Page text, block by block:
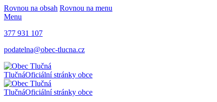
Rovnou na obsah Rovnou na menu
Menu
377 931 107
podatelna@obec-tlucna.cz
TlučnáOficiální stránky obce
TlučnáOficiální stránky obce